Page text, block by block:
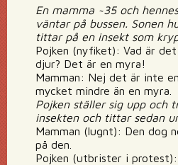
En mamma ~35 och
väntar på bussen. Sonen
tittar på en insekt som
Pojken (nyfiket): Vad är
djur? Det är en myra!
Mamman: Nej det är inte
mycket mindre än en myra.
Pojken ställer sig upp och
insekten och tittar sedan
Mamman (lugnt): Den dog
på den.
Pojken (utbrister i protest):